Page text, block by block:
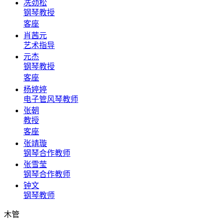
冼劲松
钢琴教授
客座
肖茜元
艺术指导
元杰
钢琴教授
客座
杨婷婷
电子管风琴教师
张朝
教授
客座
张靖璇
钢琴合作教师
张雪莹
钢琴合作教师
钟文
钢琴教师
木管